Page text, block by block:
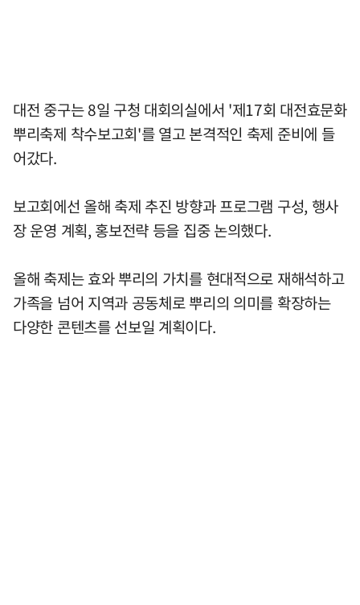
대전 중구는 8일 구청 대회의실에서 '제17회 대전효문화
뿌리축제 착수보고회'를 열고 본격적인 축제 준비에 들
어갔다.
보고회에선 올해 축제 추진 방향과 프로그램 구성, 행사
장 운영 계획, 홍보전략 등을 집중 논의했다.
올해 축제는 효와 뿌리의 가치를 현대적으로 재해석하고
가족을 넘어 지역과 공동체로 뿌리의 의미를 확장하는
다양한 콘텐츠를 선보일 계획이다.